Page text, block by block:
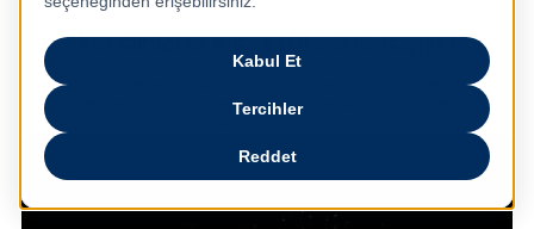
Kendinizi sınırların ötesine taşıyın
çekirdekli işlemci, yüksek performans ve kapasite ile yepyeni